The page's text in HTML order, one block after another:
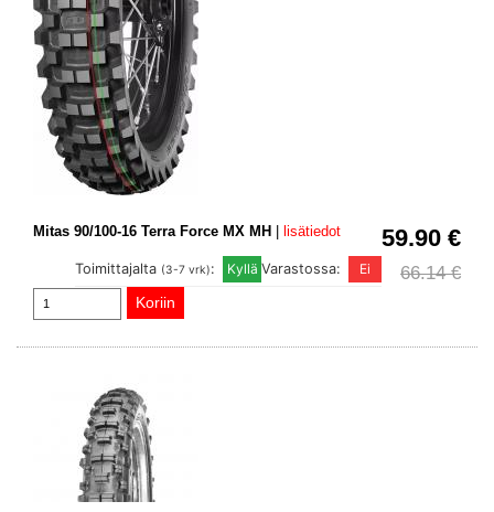
59.90 €
66.14 €
Mitas 90/100-16 Terra Force MX MH lisätiedot
Varastossa:
Toimittajalta (3-7 vrk):